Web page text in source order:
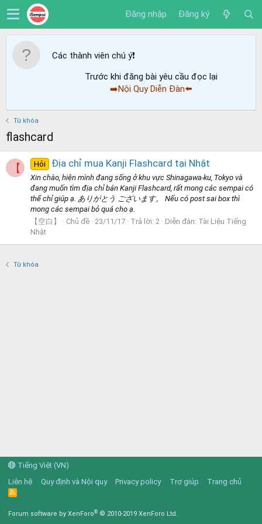
Đăng nhập Đăng ký
Các thành viên chú ý❗️
Trước khi đăng bài yêu cầu đọc lại
➡️Nội Quy Diễn Đàn⬅️
Từ khóa
flashcard
【 Hỏi Địa chỉ mua Kanji Flashcard tại Nhật
Xin chào, hiện mình đang sống ở khu vực Shinagawa-ku, Tokyo và
đang muốn tìm địa chỉ bán Kanji Flashcard, rất mong các sempai có
thể chỉ giúp ạ. ありがとう ございます。 Nếu có post sai box thì
mong các sempai bỏ quá cho ạ.
【空白】
Chủ đề 23/11/17 Trả lời: 2 Diễn đàn: Tài Liệu Tiếng
Nhật
Từ khóa
Tiếng Việt (VN)
Liên hệ
Quy định và Nội quy Privacy policy Trợ giúp Trang chủ
R
S
Forum software by XenForo® © 2010-2019 XenForo Ltd.